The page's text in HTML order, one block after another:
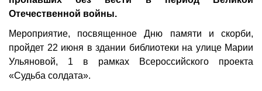
Отечественной войны.
Мероприятие, посвященное Дню памяти и скорби,
пройдет 22 июня в здании библиотеки на улице Марии
Ульяновой, 1 в рамках Всероссийского проекта
«Судьба солдата».